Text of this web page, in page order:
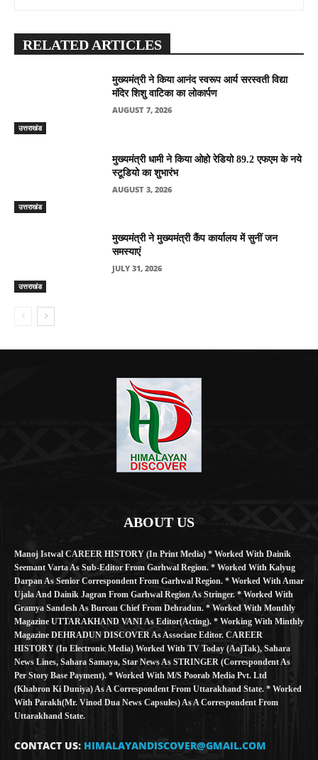
RELATED ARTICLES
उत्तराखंड
मुख्यमंत्री ने किया आनंद स्वरूप आर्य सरस्वती विद्या
मंदिर शिशु वाटिका का लोकार्पण
AUGUST 7, 2026
उत्तराखंड
मुख्यमंत्री धामी ने किया ओहो रेडियो 89.2 एफएम के नये
स्टूडियो का शुभारंभ
AUGUST 3, 2026
उत्तराखंड
मुख्यमंत्री ने मुख्यमंत्री कैंप कार्यालय में सुनीं जन
समस्याएं
JULY 31, 2026
ABOUT US
Manoj Istwal CAREER HISTORY (in Print Media) * Worked With Dainik
Seemant Varta As Sub-Editor From Garhwal Region. * Worked With Kalyug
Darpan As Senior Correspondent From Garhwal Region. * Worked With Amar
Ujala And Dainik Jagran From Garhwal Region As Stringer. * Worked With
Gramya Sandesh As Bureau Chief From Dehradun. * Worked With Monthly
Magazine UTTARAKHAND VANI As Editor(Acting). * Working With Minthly
Magazine DEHRADUN DISCOVER As Associate Editor. CAREER
HISTORY (in Electronic Media) Worked With TV Today (AajTak), Sahara
News Lines, Sahara Samaya, Star News As STRINGER (Correspondent As
Per Story Base Payment). * Worked With M/S Poorab Media Pvt. Ltd
(Khabron Ki Duniya) As A Correspondent From Uttarakhand State. * Worked
With Parakh(Mr. Vinod Dua News Capsules) As A Correspondent From
Uttarakhand State.
CONTACT US: HIMALAYANDISCOVER@GMAIL.COM